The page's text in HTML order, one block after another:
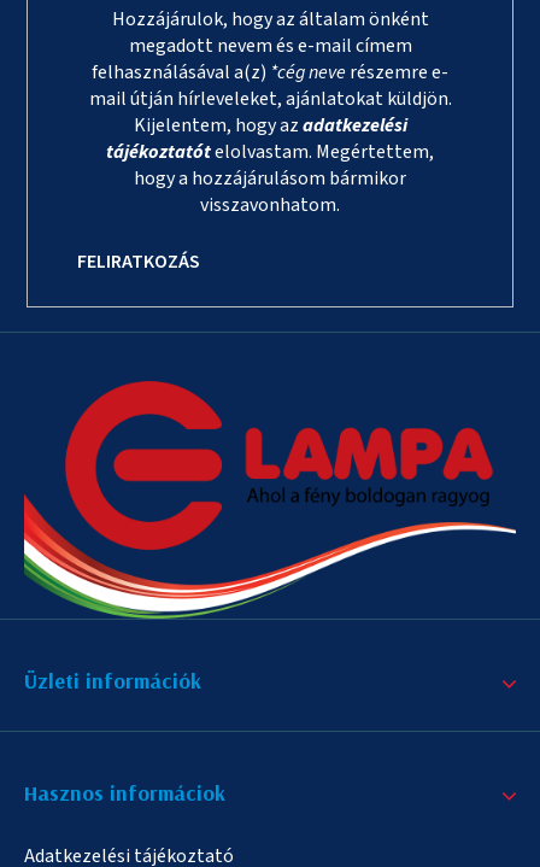
Hozzájárulok, hogy az általam önként
megadott nevem és e-mail címem
felhasználásával a(z) *cég neverészemre e-
mail útján hírleveleket, ajánlatokat küldjön.
Kijelentem, hogy azadatkezelési
tájékoztatótelolvastam. Megértettem,
hogy a hozzájárulásom bármikor
visszavonhatom.
FELIRATKOZÁS
Üzleti információk
Hasznos informáciok
Adatkezelési tájékoztató